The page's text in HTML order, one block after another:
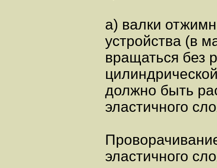
а) валки
устройства (в
вращаться без
должно быть
эластичного
эластичного